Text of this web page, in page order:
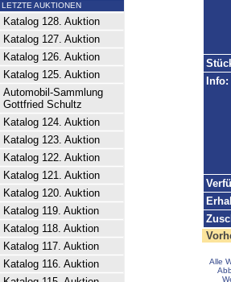
LETZTE AUKTIONEN
Katalog 128. Auktion
Katalog 127. Auktion
Katalog 126. Auktion
Katalog 125. Auktion
Automobil-Sammlung
Gottfried Schultz
Katalog 124. Auktion
Katalog 123. Auktion
Katalog 122. Auktion
Katalog 121. Auktion
Katalog 120. Auktion
Katalog 119. Auktion
Katalog 118. Auktion
Katalog 117. Auktion
Katalog 116. Auktion
Info:
Alle